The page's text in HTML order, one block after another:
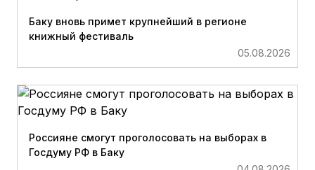
Баку вновь примет крупнейший в регионе
книжный фестиваль
05.08.2026
Россияне смогут проголосовать на выборах в
Госдуму РФ в Баку